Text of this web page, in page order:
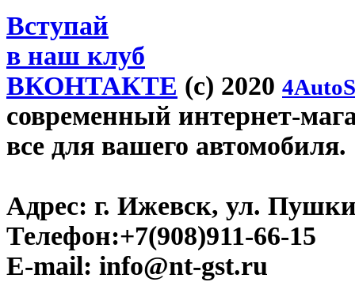
Вступай
в наш клуб
ВКОНТАКТЕ (c) 2020
современный интернет-
все для вашего автомобиля.
Адрес: г. Ижевск, ул.
Телефон:+7(908)911-66-15
E-mail: info@nt-gst.ru